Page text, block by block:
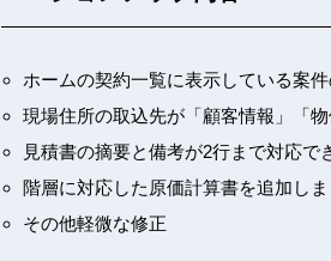
ホームの契約一覧に表示している案
現場住所の取込先が「顧客情報」「
見積書の摘要と備考が2行まで対応で
階層に対応した原価計算書を追加しま
その他軽微な修正